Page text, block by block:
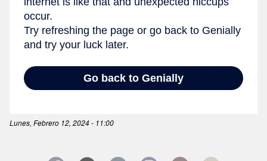
Lunes, Febrero 12, 2024 - 11:00